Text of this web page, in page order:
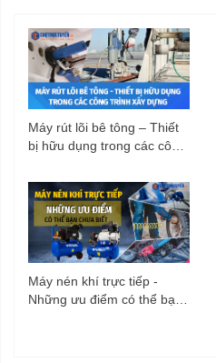
Máy rút lõi bê tông – Thiết
bị hữu dụng trong các công
Máy nén khí trực tiếp -
Những ưu điểm có thể bạn